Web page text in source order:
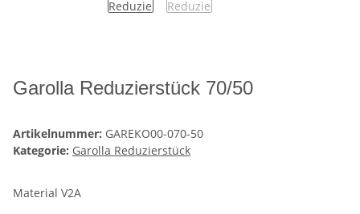
Garolla Reduzierstück 70/50
Artikelnummer: GAREKO00-070-50
Kategorie: Garolla Reduzierstück
Material V2A